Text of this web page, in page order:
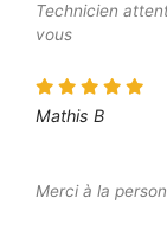
Technicien
vous
Mathis B
Merci à la